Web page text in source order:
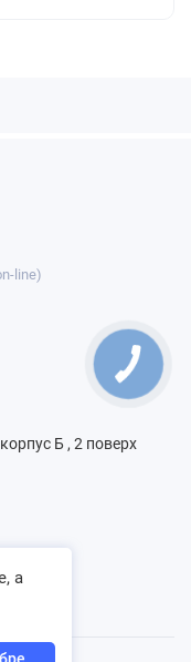
line)
Б , 2 поверх
а